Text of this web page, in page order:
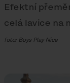
Efektní
celá lavice na
foto: Boys Play Nice